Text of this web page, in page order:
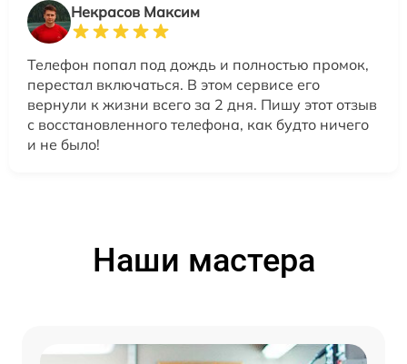
Некрасов Максим
Телефон попал под дождь и полностью промок,
перестал включаться. В этом сервисе его
вернули к жизни всего за 2 дня. Пишу этот отзыв
с восстановленного телефона, как будто ничего
и не было!
Наши мастера